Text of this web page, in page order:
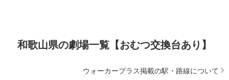
和歌山県の劇場一覧【おむつ交換台あり】
ウォーカープラス掲載の駅・路線について